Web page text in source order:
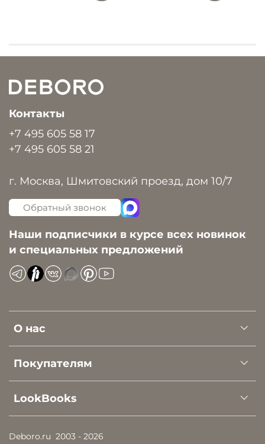
О нас
Покупателям
LookBooks
Контакты
+7 495 605 58 17
+7 495 605 58 21
г. Москва, Шмитовский проезд, дом 10/7
Обратный звонок
Наши подписчики в курсе всех новинок
и специальных предложений
Deboro.ru 2003 - 2026